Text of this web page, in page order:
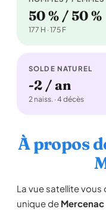
50 % / 50 %
177 H · 175 F
SOLDE NATUREL
-2 / an
2 naiss. · 4 décès
À propos
La vue satellite
unique de Mercenac